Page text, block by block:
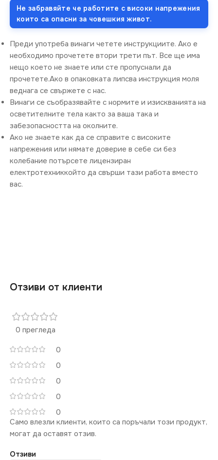
Не забравяйте че работите с високи напрежения
които са опасни за човешкия живот.
Преди употреба винаги четете инструкциите. Ако е
необходимо прочетете втори трети път. Все ще има
нещо което не знаете или сте пропуснали да
прочетете.Ако в опаковката липсва инструкция моля
веднага се свържете с нас.
Винаги се съобразявайте с нормите и изискванията на
осветителните тела както за ваша така и
забезопасността на околните.
Ако не знаете как да се справите с високите
напрежения или нямате доверие в себе си без
колебание потърсете лицензиран
електротехниккойто да свърши тази работа вместо
вас.
Отзиви от клиенти
0 прегледа
0
0
0
0
0
Отзиви
Само влезли клиенти, които са поръчали този продукт,
могат да оставят отзив.